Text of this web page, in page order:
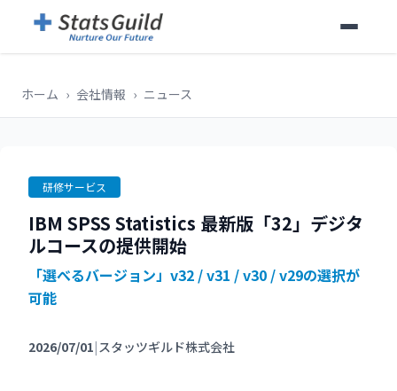
ホーム › 会社情報 › ニュース
研修サービス
IBM SPSS Statistics 最新版「32」デジタ
ルコースの提供開始
「選べるバージョン」v32 / v31 / v30 / v29の選択が
可能
2026/07/01|スタッツギルド株式会社